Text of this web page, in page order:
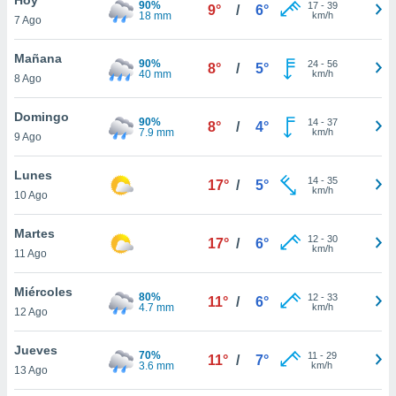
y
en
más
de
7 Ago
90%
18 mm
9° / 6° 17- 39
km/h
Mañana
8 Ago
90%
40 mm
8° / 5° 24- 56
km/h
Domingo
9 Ago
90%
7.9 mm
8° / 4° 14- 37
km/h
Lunes
10 Ago
17° / 5° 14- 35
km/h
Martes
11 Ago
17° / 6° 12- 30
km/h
Miércoles
12 Ago
80%
4.7 mm
11° / 6° 12- 33
km/h
Jueves
13 Ago
70%
3.6 mm
11° / 7° 11 - 29
km/h